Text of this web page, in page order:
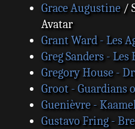
Grace Augustine/
Avatar
Grant Ward - Les
Greg Sanders - Les
Gregory House -
Groot - Guardians
Guenièvre -
Gustavo Fring -